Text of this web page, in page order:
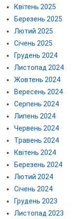
Квітень 2025
Березень 2025
Лютий 2025
Січень 2025
Грудень 2024
Листопад 2024
Жовтень 2024
Вересень 2024
Серпень 2024
Липень 2024
Червень 2024
Травень 2024
Квітень 2024
Березень 2024
Лютий 2024
Січень 2024
Грудень 2023
Листопад 2023